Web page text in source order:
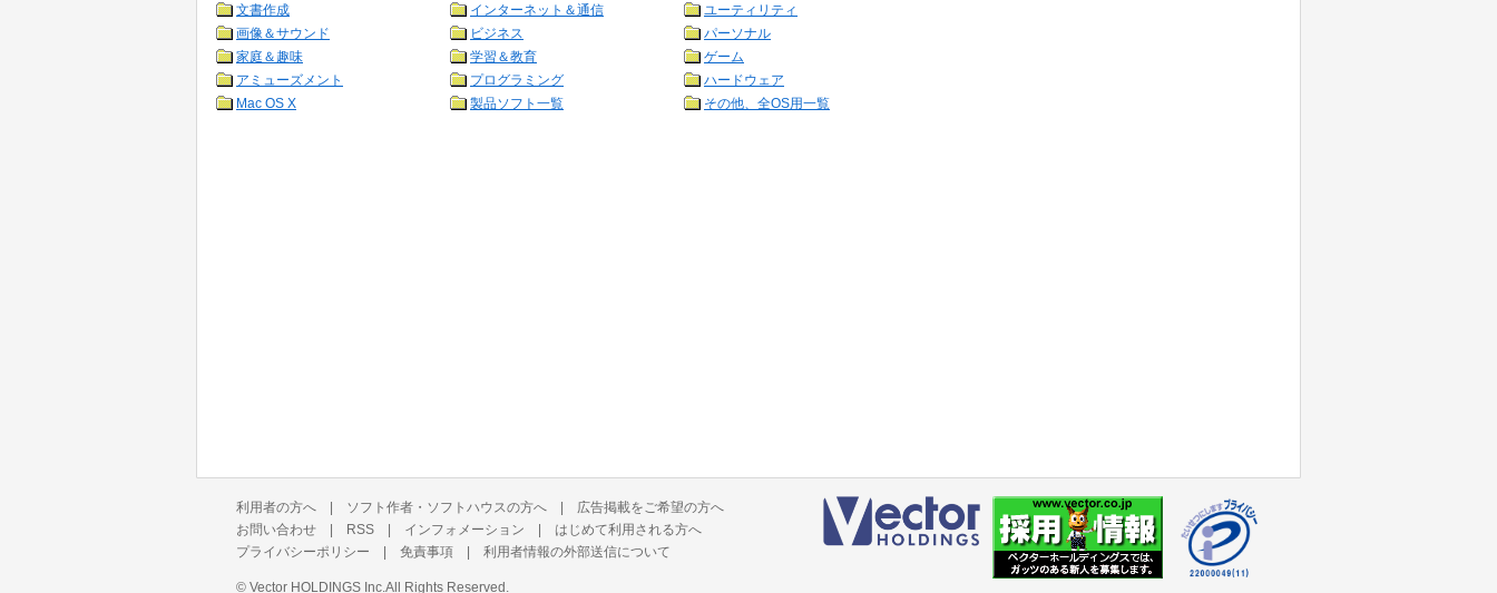
文書作成
インターネット＆通信
ユーティリティ
画像＆サウンド
ビジネス
パーソナル
家庭＆趣味
学習＆教育
ゲーム
アミューズメント
プログラミング
ハードウェア
Mac OS X
製品ソフト一覧 その他、全OS用一覧
利用者の方へ | ソフト作者・ソフトハウスの方へ | 広告掲載をご希望の方へ
お問い合わせ | RSS | インフォメーション | はじめて利用される方へ
プライバシーポリシー | 免責事項 | 利用者情報の外部送信について
© Vector HOLDINGS Inc. All Rights Reserved.